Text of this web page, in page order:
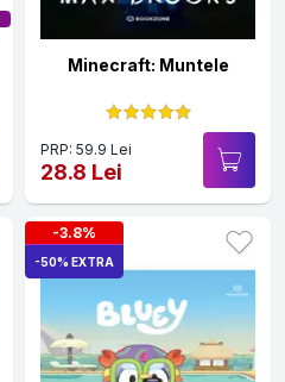
Minecraft: Muntele
PRP: 59.9 Lei
28.8 Lei
-3.8%
-50% EXTRA